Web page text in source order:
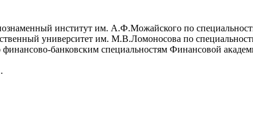
институт им. А.Ф.Можайского по специальности
университет им. М.В.Ломоносова по
банковским специальностям Финансовой